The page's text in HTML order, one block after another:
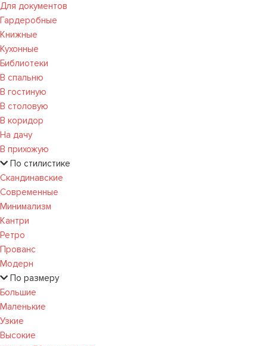
Для документов
Гардеробные
Книжные
Кухонные
Библиотеки
В спальню
В гостиную
В столовую
В коридор
На дачу
В прихожую
По стилистике
Скандинавские
Современные
Минимализм
Кантри
Ретро
Прованс
Модерн
По размеру
Большие
Маленькие
Узкие
Высокие